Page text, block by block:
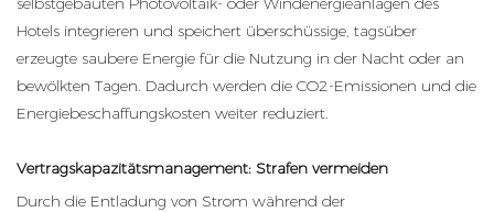
Hotels integrieren und speichert überschüssige, tagsüber
erzeugte saubere Energie für die Nutzung in der Nacht oder an
bewölkten Tagen. Dadurch werden die CO2-Emissionen und die
Energiebeschaffungskosten weiter reduziert.
Vertragskapazitätsmanagement: Strafen vermeiden
Durch die Entladung von Strom während der